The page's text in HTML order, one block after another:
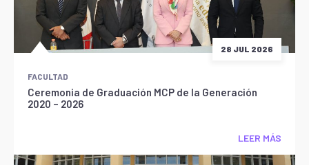
28 JUL 2026
FACULTAD
Ceremonia de Graduación MCP de la Generación
2020 – 2026
LEER MÁS